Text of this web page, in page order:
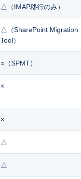
△（IMAP移行のみ）
△（SharePoint Migration
Tool）
○（SPMT）
×
×
△
△